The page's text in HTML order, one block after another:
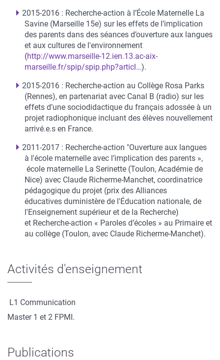
2015-2016 : Recherche-action à l’École Maternelle La
Savine (Marseille 15e) sur les effets de l’implication
des parents dans des séances d’ouverture aux langues
et aux cultures de l'environnement
(http://www.marseille-12.ien.13.ac-aix-
marseille.fr/spip/spip.php?articl…).
2015-2016 : Recherche-action au Collège Rosa Parks
(Rennes), en partenariat avec Canal B (radio) sur les
effets d’une sociodidactique du français adossée à un
projet radiophonique incluant des élèves nouvellement
arrivé.e.s en France.
2011-2017 : Recherche-action "Ouverture aux langues
à l'école maternelle avec l’implication des parents »,
école maternelle La Serinette (Toulon, Académie de
Nice) avec Claude Richerme-Manchet, coordinatrice
pédagogique du projet (prix des Alliances
éducatives duministère de l'Éducation nationale, de
l'Enseignement supérieur et de la Recherche)
et Recherche-action « Paroles d’écoles » au Primaire et
au collège (Toulon, avec Claude Richerme-Manchet).
Activités d'enseignement
L1 Communication
Master 1 et 2 FPMI.
Publications